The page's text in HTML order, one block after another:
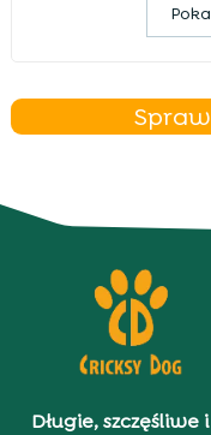
Długie,